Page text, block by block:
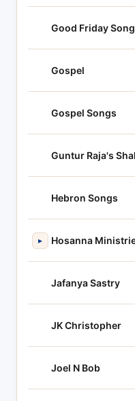
Good Friday
Gospel
Gospel Songs
Guntur Raja's
Hebron Songs
▸ Hosanna
Jafanya Sastry
JK Christopher
Joel N Bob